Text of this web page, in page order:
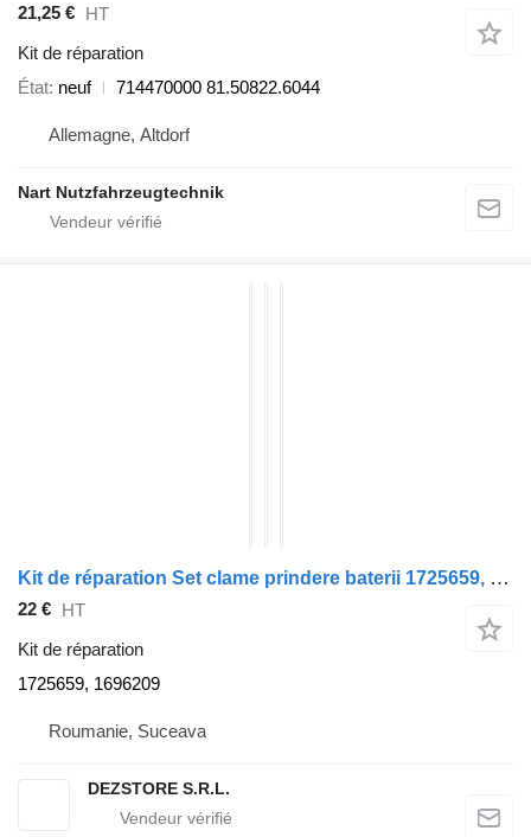
21,25 € HT
Kit de réparation
État neuf 714470000 81.50822.6044
Allemagne, Altdorf
Nart Nutzfahrzeugtechnik
Kit de réparation Set clame prindere baterii 1725659, 1696209 pour tracteur routier DAF XF105
22 € HT
Kit de réparation
1725659, 1696209
Roumanie, Suceava
DEZSTORE S.R.L.